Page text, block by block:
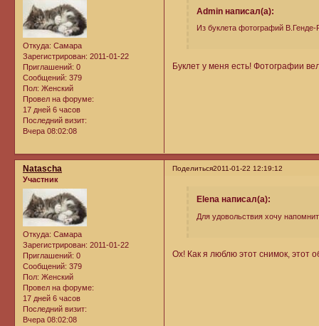
Откуда: Самара
Зарегистрирован: 2011-01-22
Приглашений: 0
Сообщений: 379
Пол: Женский
Провел на форуме:
17 дней 6 часов
Последний визит:
Вчера 08:02:08
Admin написал(а):
Из буклета фотографий В.Генде-
Буклет у меня есть! Фотографии
Поделиться2011-01-22 12:19:12
Natascha
Участник
Откуда: Самара
Зарегистрирован: 2011-01-22
Приглашений: 0
Сообщений: 379
Пол: Женский
Провел на форуме:
17 дней 6 часов
Последний визит:
Вчера 08:02:08
Elena написал(а):
Для удовольствия хочу
Ох! Как я люблю этот снимок, этот